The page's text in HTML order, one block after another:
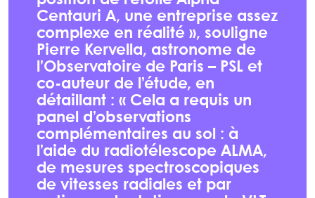
Centauri A, une entreprise assez
complexe en réalité », souligne
Pierre Kervella, astronome de
l’Observatoire de Paris – PSL et
co-auteur de l’étude, en
détaillant : « Cela a requis un
panel d’observations
complémentaires au sol : à
l’aide du radiotélescope ALMA,
de mesures spectroscopiques
de vitesses radiales et par